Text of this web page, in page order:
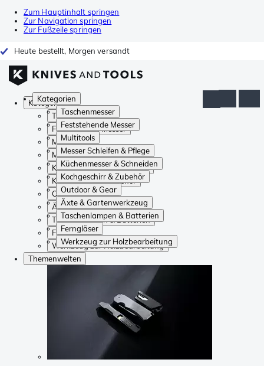
Zum Hauptinhalt springen
Zur Navigation springen
Zur Fußzeile springen
Heute bestellt, Morgen versandt
Kategorien
Taschenmesser
Feststehende Messer
Multitools
Messer Schleifen & Pflege
Küchenmesser & Schneiden
Kochgeschirr & Zubehör
Outdoor & Gear
Äxte & Gartenwerkzeug
Taschenlampen & Batterien
Ferngläser
Werkzeug zur Holzbearbeitung
Kategorien
Taschenmesser
Feststehende Messer
Multitools
Messer Schleifen & Pflege
Küchenmesser & Schneiden
Kochgeschirr & Zubehör
Outdoor & Gear
Äxte & Gartenwerkzeug
Taschenlampen & Batterien
Ferngläser
Werkzeug zur Holzbearbeitung
Themenwelten